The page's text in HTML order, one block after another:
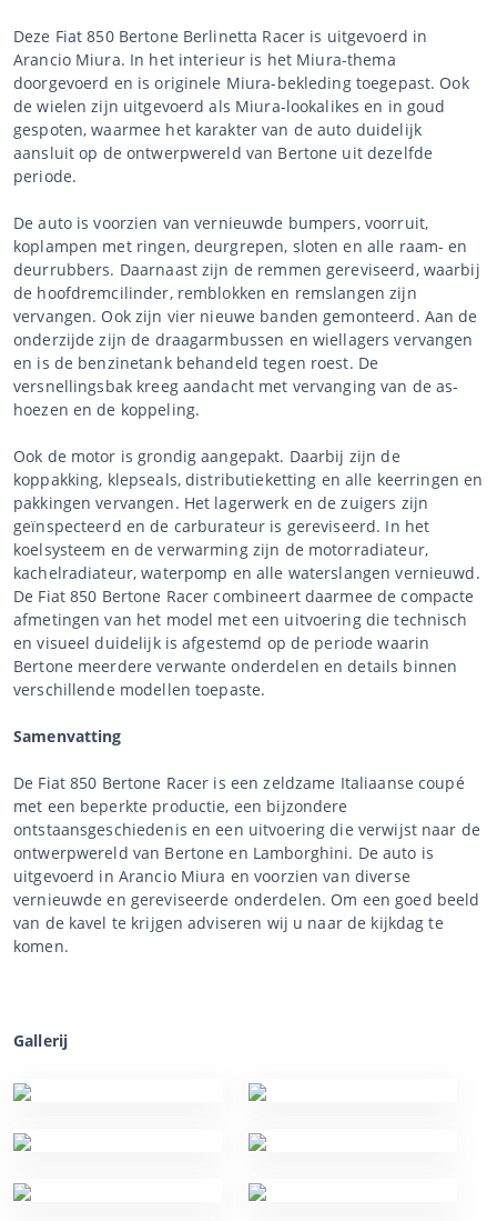
Deze Fiat 850 Bertone Berlinetta Racer is uitgevoerd in
Arancio Miura. In het interieur is het Miura-thema
doorgevoerd en is originele Miura-bekleding toegepast. Ook
de wielen zijn uitgevoerd als Miura-lookalikes en in goud
gespoten, waarmee het karakter van de auto duidelijk
aansluit op de ontwerpwereld van Bertone uit dezelfde
periode.
De auto is voorzien van vernieuwde bumpers, voorruit,
koplampen met ringen, deurgrepen, sloten en alle raam- en
deurrubbers. Daarnaast zijn de remmen gereviseerd, waarbij
de hoofdremcilinder, remblokken en remslangen zijn
vervangen. Ook zijn vier nieuwe banden gemonteerd. Aan de
onderzijde zijn de draagarmbussen en wiellagers vervangen
en is de benzinetank behandeld tegen roest. De
versnellingsbak kreeg aandacht met vervanging van de as-
hoezen en de koppeling.
Ook de motor is grondig aangepakt. Daarbij zijn de
koppakking, klepseals, distributieketting en alle keerringen en
pakkingen vervangen. Het lagerwerk en de zuigers zijn
geïnspecteerd en de carburateur is gereviseerd. In het
koelsysteem en de verwarming zijn de motorradiateur,
kachelradiateur, waterpomp en alle waterslangen vernieuwd.
De Fiat 850 Bertone Racer combineert daarmee de compacte
afmetingen van het model met een uitvoering die technisch
en visueel duidelijk is afgestemd op de periode waarin
Bertone meerdere verwante onderdelen en details binnen
verschillende modellen toepaste.
Samenvatting
De Fiat 850 Bertone Racer is een zeldzame Italiaanse coupé
met een beperkte productie, een bijzondere
ontstaansgeschiedenis en een uitvoering die verwijst naar de
ontwerpwereld van Bertone en Lamborghini. De auto is
uitgevoerd in Arancio Miura en voorzien van diverse
vernieuwde en gereviseerde onderdelen. Om een goed beeld
van de kavel te krijgen adviseren wij u naar de kijkdag te
komen.
Gallerij